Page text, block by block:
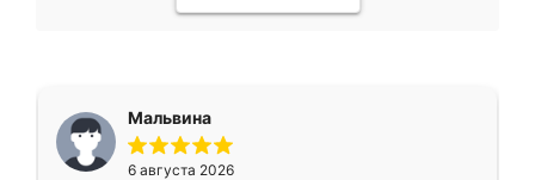
Мальвина
6 августа 2026